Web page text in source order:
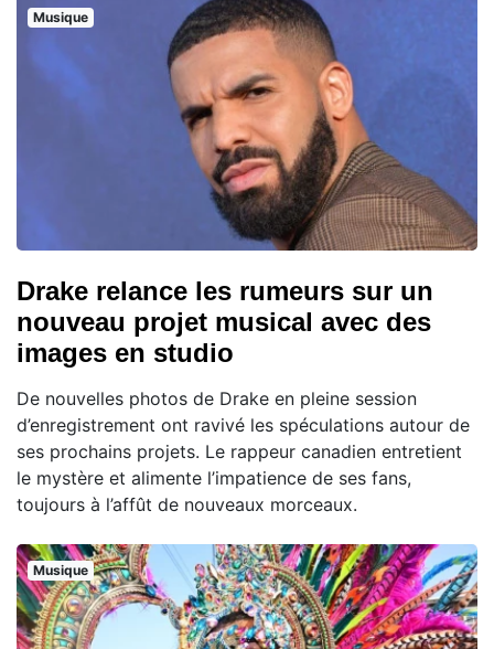
Musique
Drake relance les rumeurs sur un
nouveau projet musical avec des
images en studio
De nouvelles photos de Drake en pleine session
d’enregistrement ont ravivé les spéculations autour de
ses prochains projets. Le rappeur canadien entretient
le mystère et alimente l’impatience de ses fans,
toujours à l’affût de nouveaux morceaux.
Musique